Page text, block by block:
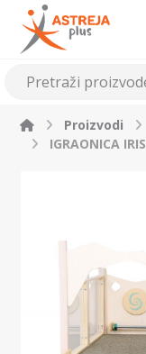
Proizvodi
IGRAONICA IRIS